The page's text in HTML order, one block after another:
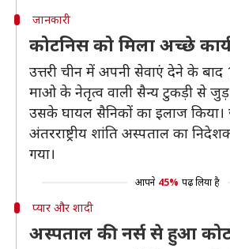
जानकारी
कोटनिस को मिला अच्छे
उत्तरी चीन में अपनी सेवाएं देने के
माओ के नेतृत्व वाली सैन्य टुकड़ी से
उसके घायल सैनिकों का इलाज किया।
अंतरराष्ट्रीय शांति अस्पताल का
गया।
आपने 45% पढ़ लिया है
प्यार और शादी
अस्पताल की नर्स से हुआ